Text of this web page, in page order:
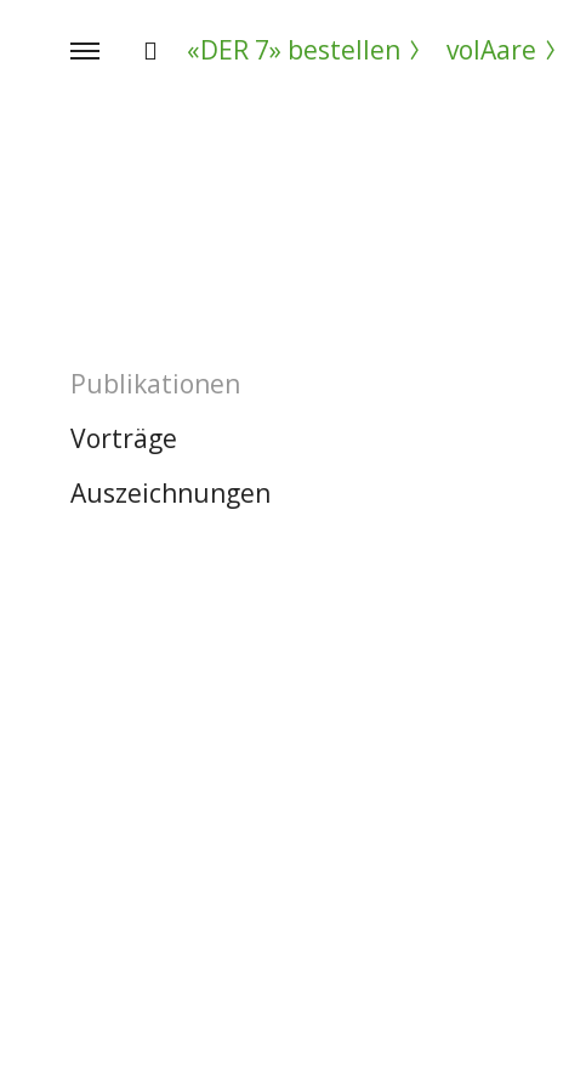
«DER 7» bestellen › volAare ›
Publikationen
Vorträge
Auszeichnungen